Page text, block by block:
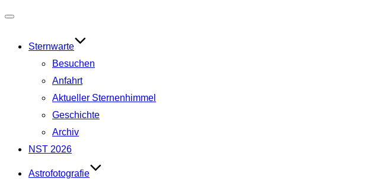
umschalten
Sternwarte
Besuchen
Anfahrt
Aktueller Sternenhimmel
Geschichte
Archiv
NST 2026
Astrofotografie